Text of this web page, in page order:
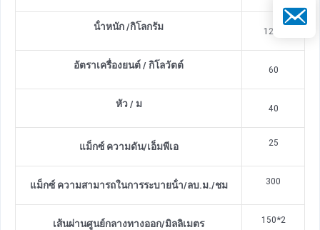
น้ําหนัก/กิโลกรัม 1200
อัตราเครื่องยนต์ / กิโลวัตต์ 60
หัว / ม 40
แม็กซ์ ความดัน/เอ็มพีเอ 25
แม็กซ์ ความสามารถในการระบายน้ํา/ลบ.ม./ชม 300
เส้นผ่านศูนย์กลางทางออก/มิลลิเมตร 150*2
อีเมล